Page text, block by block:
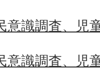
意識調査、児
意識調査、児